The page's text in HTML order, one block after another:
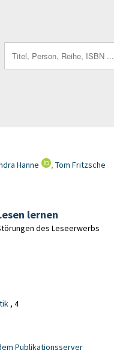
for:
Hanne , Tom Fritzsche
lernen
des Leseerwerbs
, 4
Publikationsserver